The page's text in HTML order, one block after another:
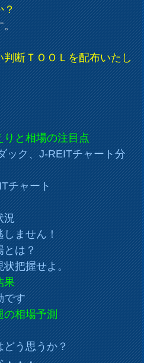
？
。
断ＴＯＯＬを配布いたし
と相場の注目点
ク、J-REITチャート分
ャート
ません！
は？
把握せよ。
果
す
相場予測
う思うか？